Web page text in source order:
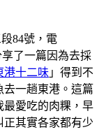
84號，電
享了一篇因為去採
港十二味 」得到不
去一趟東港。這篇
最愛吃的肉粿，早
其實各家都有少